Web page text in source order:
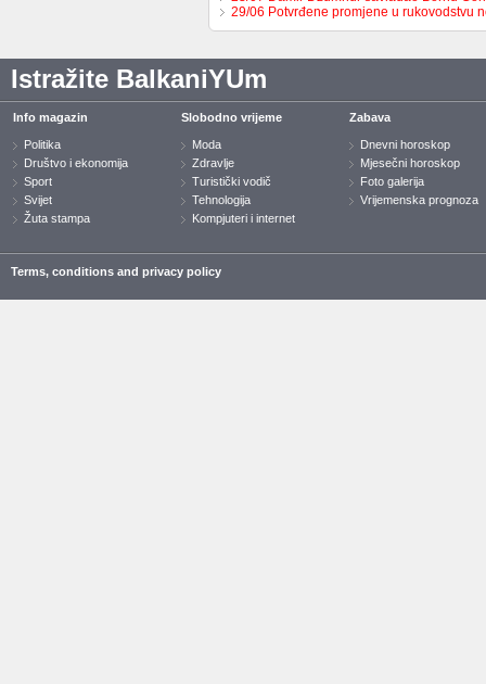
29/06 Potvrđene promjene u rukovodstvu
Istražite BalkaniYUm
Info magazin
Politika
Društvo i ekonomija
Sport
Svijet
Žuta stampa
Slobodno vrijeme
Moda
Zdravlje
Turistički vodič
Tehnologija
Kompjuteri i internet
Zabava
Dnevni horoskop
Mjesečni horoskop
Foto galerija
Vrijemenska prognoza
Terms, conditions and privacy policy